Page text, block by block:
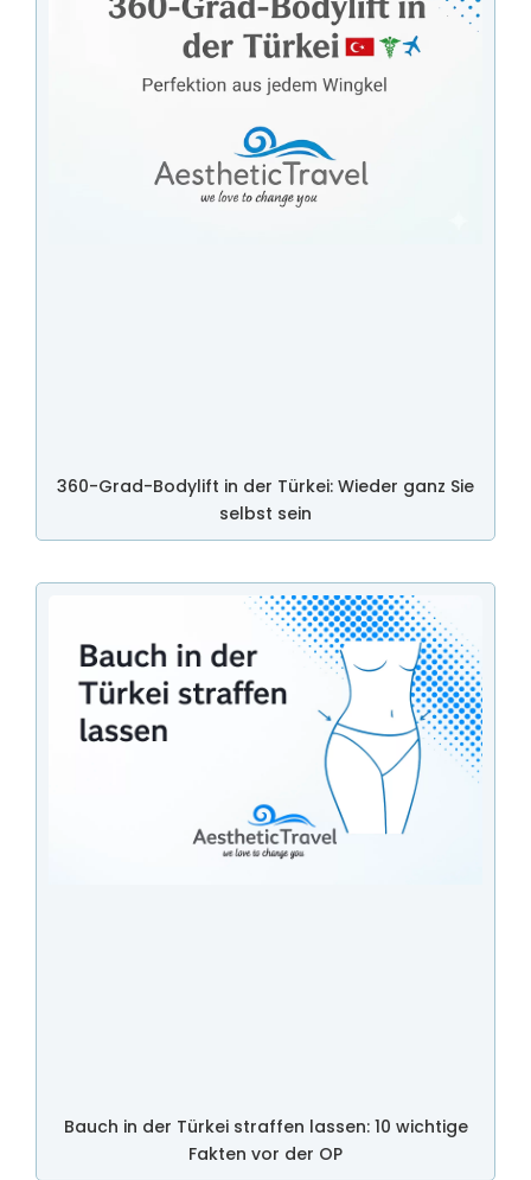
360-Grad-Bodylift in der Türkei: Wieder ganz Sie
selbst sein
Bauch in der Türkei straffen lassen: 10 wichtige
Fakten vor der OP